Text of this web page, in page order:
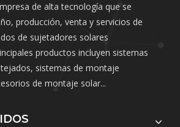
de alta tecnología que se
producción, venta y servicios de
de sujetadores solares
productos incluyen sistemas
sistemas de montaje
de montaje solar...